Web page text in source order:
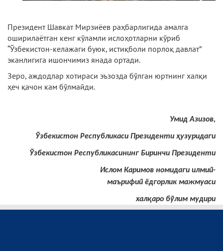
Президент Шавкат Мирзиёев раҳбарлигида амалга
оширилаётган кенг кўламли ислоҳотларни кўриб
“Ўзбекистон-келажаги буюк, истиқболи порлоқ давлат”
эканлигига ишончимиз янада ортади.
Зеро, аждодлар хотираси эъзозда бўлган юртнинг халқи
ҳеч қачон кам бўлмайди.
Умид Азизов,
Ўзбекистон Республикаси Президенти ҳузуридаги
Ўзбекистон Республикасининг Биринчи Президенти
Ислом Каримов номидаги илмий-
маърифий ёдгорлик мажмуаси
халқаро бўлим мудири